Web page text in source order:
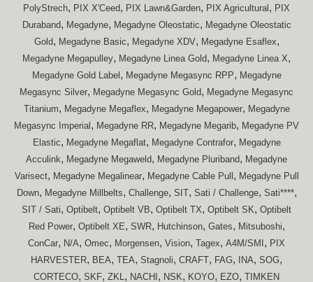
PolyStrech, PIX X'Ceed, PIX Lawn&Garden, PIX Agricultural, PIX
Duraband, Megadyne, Megadyne Oleostatic, Megadyne Oleostatic
Gold, Megadyne Basic, Megadyne XDV, Megadyne Esaflex,
Megadyne Megapulley, Megadyne Linea Gold, Megadyne Linea X,
Megadyne Gold Label, Megadyne Megasync RPP, Megadyne
Megasync Silver, Megadyne Megasync Gold, Megadyne Megasync
Titanium, Megadyne Megaflex, Megadyne Megapower, Megadyne
Megasync Imperial, Megadyne RR, Megadyne Megarib, Megadyne PV
Elastic, Megadyne Megaflat, Megadyne Contrafor, Megadyne
Acculink, Megadyne Megaweld, Megadyne Pluriband, Megadyne
Varisect, Megadyne Megalinear, Megadyne Cable Pull, Megadyne Pull
Down, Megadyne Millbelts, Challenge, SIT, Sati / Challenge, Sati****,
SIT / Sati, Optibelt, Optibelt VB, Optibelt TX, Optibelt SK, Optibelt
Red Power, Optibelt XE, SWR, Hutchinson, Gates, Mitsuboshi,
ConCar, N/A, Omec, Morgensen, Vision, Tagex, A4M/SMI, PIX
HARVESTER, BEA, TEA, Stagnoli, CRAFT, FAG, INA, SOG,
CORTECO, SKF, ZKL , NACHI, NSK, KOYO, EZO, TIMKEN